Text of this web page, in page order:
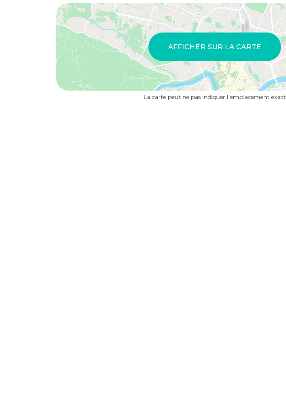
AFFICHER SUR LA CARTE
La carte peut ne pas indiquer l'emplacement exact